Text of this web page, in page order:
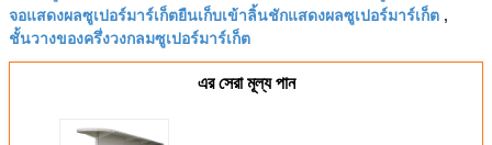
จอแสดงผลซูเปอร์มาร์เก็ตยืนเก็บเข้าลิ้นชักแสดงผลซูเปอร์มาร์เก็ต ,
ชั้นวางของครึ่งวงกลมซูเปอร์มาร์เก็ต
এর সেরা মূল্য পান